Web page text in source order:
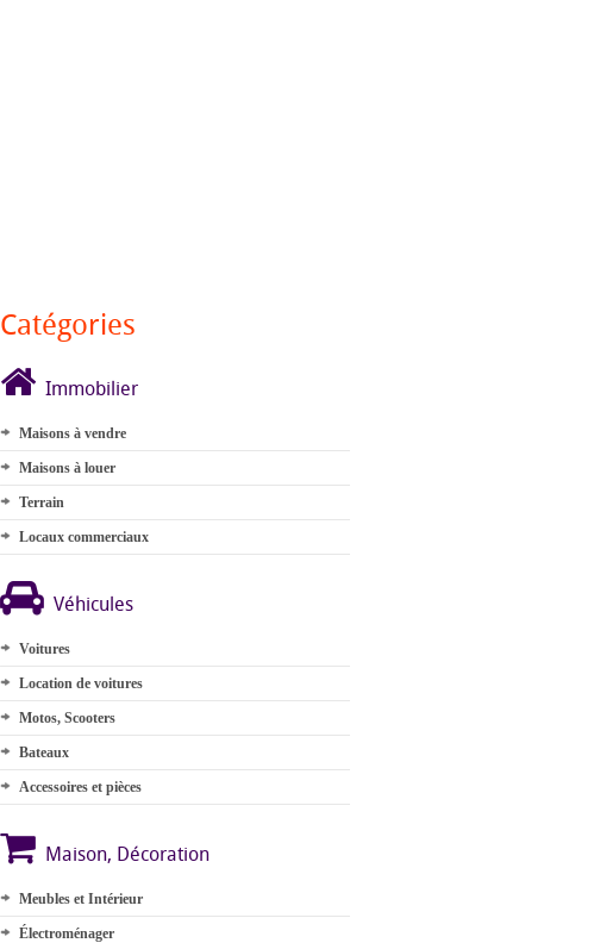
Catégories
Immobilier
Maisons à vendre
Maisons à louer
Terrain
Locaux commerciaux
Véhicules
Voitures
Location de voitures
Motos, Scooters
Bateaux
Accessoires et pièces
Maison, Décoration
Meubles et Intérieur
Électroménager